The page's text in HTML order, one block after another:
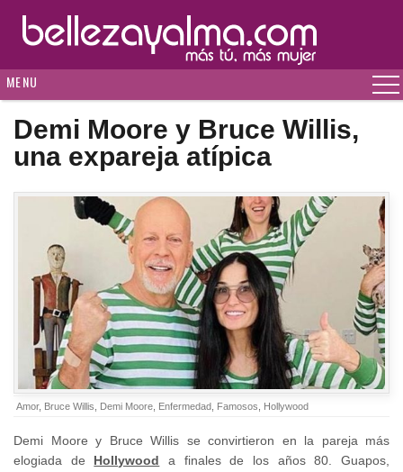
MENU
Demi Moore y Bruce Willis,
una expareja atípica
Amor, Bruce Willis Demi Moore Enfermedad Famosos Hollywood
Demi Moore y Bruce Willis se convirtieron en la pareja más
elogiada de Hollywood a finales de los años 80. Guapos,